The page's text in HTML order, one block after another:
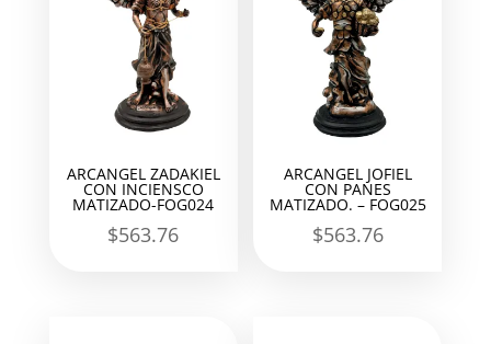
ARCANGEL ZADAKIEL
CON INCIENSCO
MATIZADO-FOG024
$563.76
ARCANGEL JOFIEL
CON PANES
MATIZADO. – FOG025
$563.76